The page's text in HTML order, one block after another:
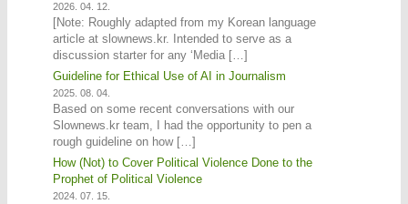
2026. 04. 12.
[Note: Roughly adapted from my Korean language
article at slownews.kr. Intended to serve as a
discussion starter for any ‘Media […]
Guideline for Ethical Use of AI in Journalism
2025. 08. 04.
Based on some recent conversations with our
Slownews.kr team, I had the opportunity to pen a
rough guideline on how […]
How (Not) to Cover Political Violence Done to the
Prophet of Political Violence
2024. 07. 15.